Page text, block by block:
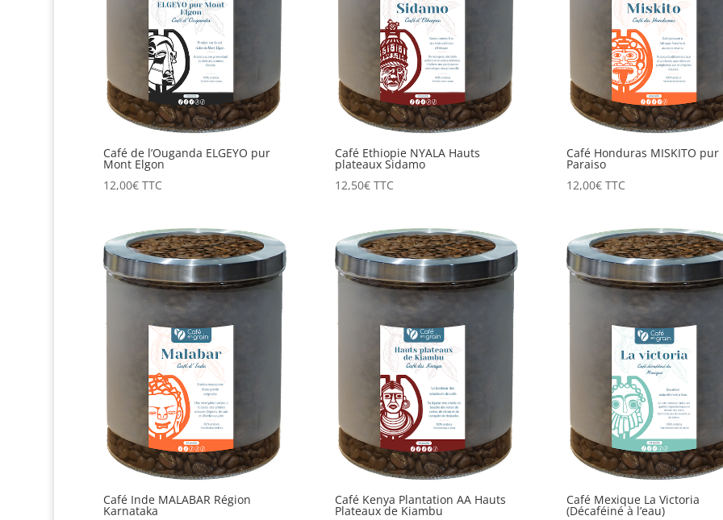
Café de l’Ouganda ELGEYO pur
Mont Elgon
12,00€ TTC
Café Ethiopie NYALA Hauts
plateaux Sidamo
12,50€ TTC
Café Honduras MISKITO pur
Paraiso
12,00€ TTC
Café Inde MALABAR Région
Karnataka
Café Kenya Plantation AA Hauts
Plateaux de Kiambu
Café Mexique La Victoria
(Décaféiné à l’eau)